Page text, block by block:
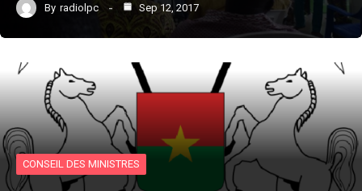
By radiolpc Sep 12, 2017
CONSEIL DES MINISTRES